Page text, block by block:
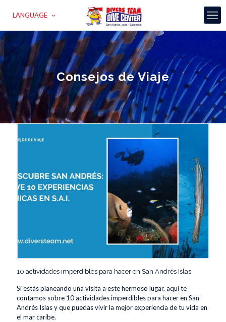
LANGUAGE
Consejos de Viaje
10 actividades imperdibles para hacer en San Andrés Islas
Si estás planeando una visita a este hermoso lugar, aquí te
contamos sobre 10 actividades imperdibles para hacer en San
Andrés Islas y que puedas vivir la mejor experiencia de tu vida en
el mar caribe.